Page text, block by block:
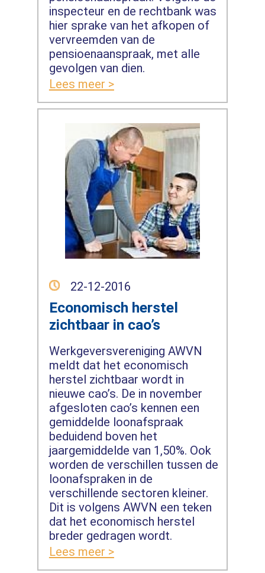
inspecteur en de rechtbank was
hier sprake van het afkopen of
vervreemden van de
pensioenaanspraak, met alle
gevolgen van dien.
Lees meer >
22-12-2016
Economisch herstel
zichtbaar in cao’s
Werkgeversvereniging AWVN
meldt dat het economisch
herstel zichtbaar wordt in
nieuwe cao’s. De in november
afgesloten cao’s kennen een
gemiddelde loonafspraak
beduidend boven het
jaargemiddelde van 1,50%. Ook
worden de verschillen tussen de
loonafspraken in de
verschillende sectoren kleiner.
Dit is volgens AWVN een teken
dat het economisch herstel
breder gedragen wordt.
Lees meer >